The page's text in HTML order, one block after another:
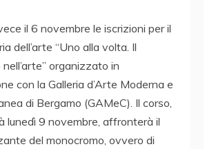
il 6 novembre le iscrizioni per il
dell’arte “Uno alla volta. Il
organizzato in
con la Galleria d’Arte Moderna e
di Bergamo (GAMeC). Il corso,
lunedì 9 novembre, affronterà il
del monocromo, ovvero di